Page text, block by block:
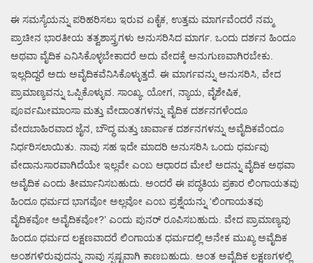
ಈ ಸಮಸ್ಯೆಯನ್ನು ಪರಿಹರಿಸಲು ಇರುವ ಏಕೈಕ, ಉತ್ತಮ ಮಾರ್ಗವೆಂದರೆ ನಮ್ಮ
ಪ್ರಾಚೀನ ಭಾರತೀಯ ತತ್ವಶಾಸ್ತ್ರಗಳು ಅನುಸರಿಸಿದ ಮಾರ್ಗ. ಒಂದು ದರ್ಶನ ಹಿಂದೂ
ಅಥವಾ ವೈದಿಕ ಎನಿಸಿಕೊಳ್ಳಬೇಕಾದರೆ ಅದು ವೇದಕ್ಕೆ ಅನುಗುಣವಾಗಿರಬೇಕು.
ಇಲ್ಲದಿದ್ದರೆ ಅದು ಅವೈದಿಕವೆನಿಸಿಕೊಳ್ಳುತ್ತದೆ. ಈ ಮಾರ್ಗವನ್ನು ಅನುಸರಿಸಿ, ವೇದ
ಪ್ರಾಮಾಣ್ಯವನ್ನು ಒಪ್ಪಿಕೊಳ್ಳುವ. ಸಾಂಖ್ಯ, ಯೋಗ, ನ್ಯಾಯ, ವೈಶೇಷಿಕ,
ಪೂರ್ವಮೀಮಾಂಸಾ ಮತ್ತು ವೇದಾಂತಗಳನ್ನು ವೈದಿಕ ದರ್ಶನಗಳೆಂದೂ
ವೇದಬಾಹಿರವಾದ ಜೈನ, ಬೌದ್ಧ ಮತ್ತು ಚಾರ್ವಾಕ ದರ್ಶನಗಳನ್ನು ಅವೈದಿಕವೆಂದೂ
ನಿರ್ಧರಿಸಲಾಯಿತು. ನಾವು ಸಹ ಇದೇ ಮಾದರಿ ಅನುಸರಿಸಿ ಒಂದು ಧರ್ಮವು
ವೇದಾನುಸಾರವಾಗಿದೆಯೇ ಇಲ್ಲವೇ ಎಂಬ ಆಧಾರದ ಮೇಲೆ ಅದನ್ನು ವೈದಿಕ ಅಥವಾ
ಅವೈದಿಕ ಎಂದು ತೀರ್ಮಾನಿಸಬಹುದು. ಅಂದರೆ ಈ ಪದ್ಧತಿಯ ಪ್ರಕಾರ ಲಿಂಗಾಯತವು
ಹಿಂದೂ ಧರ್ಮದ ಭಾಗವೋ ಅಲ್ಲವೋ ಎಂಬ ಪ್ರಶ್ನೆಯನ್ನು ‘ಲಿಂಗಾಯತವು
ವೈದಿಕವೋ ಅವೈದಿಕವೋ?’ ಎಂದು ಪುನರ್ ರೂಪಿಸಬಹುದು. ವೇದ ಪ್ರಾಮಾಣ್ಯವು
ಹಿಂದೂ ಧರ್ಮದ ಲಕ್ಷಣವಾದರೆ ಲಿಂಗಾಯತ ಧರ್ಮದಲ್ಲಿ ಅನೇಕ ಮುಖ್ಯ ಅವೈದಿಕ
ಅಂಶಗಳಿರುವುದನ್ನು ನಾವು ಸ್ಪಷ್ಟವಾಗಿ ಕಾಣಬಹುದು. ಅಂತ ಅವೈದಿಕ ಲಕ್ಷಣಗಳಲ್ಲಿ